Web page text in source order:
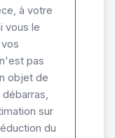
à votre
vous le
pas
objet de
sur
du